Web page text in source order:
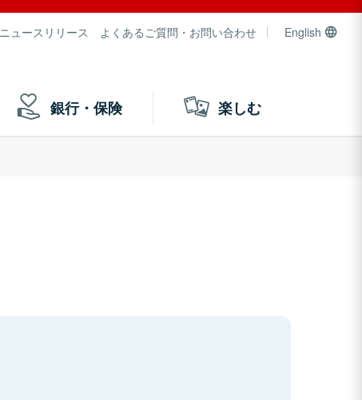
ニュースリリース よくあるご質問・お問い合わせ English
銀行・保険 楽しむ